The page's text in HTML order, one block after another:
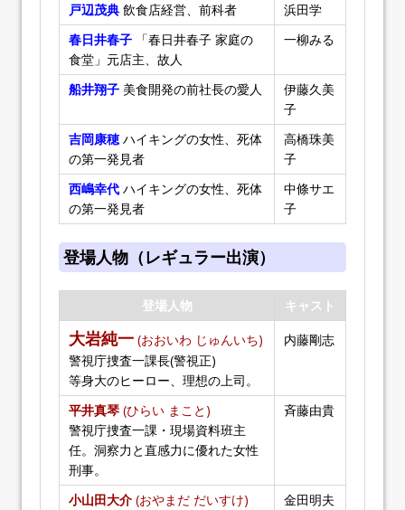
戸辺茂典 飲食店経営、前科者
浜田学
春日井春子 「春日井春子 家庭の
食堂」元店主、故人
一柳みる
船井翔子 美食開発の前社長の愛人
伊藤久美
子
吉岡康穂ハイキングの女性、死体
の第一発見者
高橋珠美
子
西嶋幸代 ハイキングの女性、死体
の第一発見者
中條サエ
子
登場人物（レギュラー出演）
登場人物 キャスト
大岩純一 (おおいわ じゅんいち)
警視庁捜査一課長(警視正)
等身大のヒーロー、理想の上司。
内藤剛志
平井真琴 (ひらい まこと)
警視庁捜査一課・現場資料班主
任。洞察力と直感力に優れた女性
刑事。
斉藤由貴
小山田大介 (おやまだ だいすけ)
金田明夫